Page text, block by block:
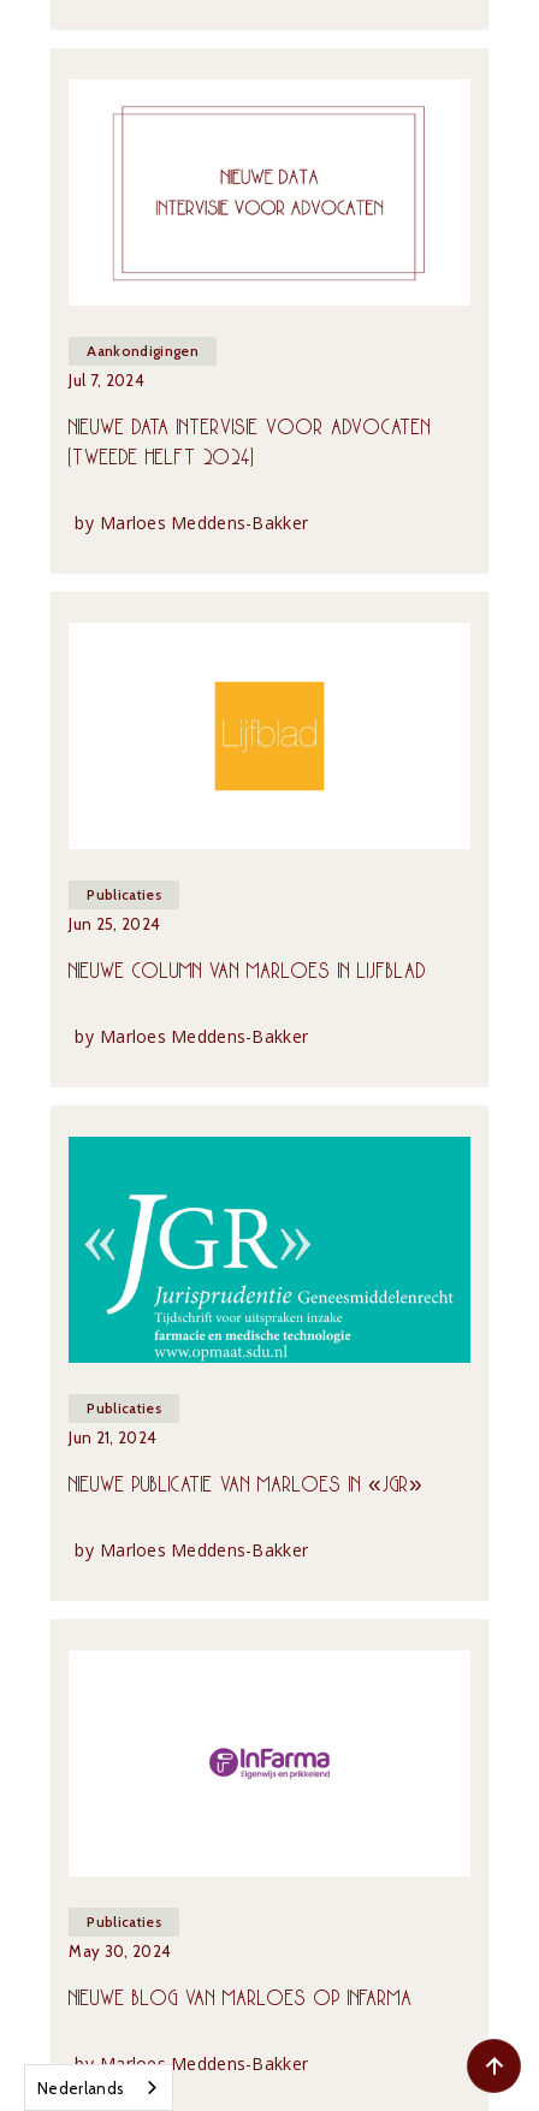
Aankondigingen
Jul 7, 2024
NIEUWE DATA INTERVISIE VOOR ADVOCATEN
(TWEEDE HELFT 2024)
by Marloes Meddens-Bakker
Publicaties
Jun 25, 2024
NIEUWE COLUMN VAN MARLOES IN LIJFBLAD
by Marloes Meddens-Bakker
Publicaties
Jun 21, 2024
NIEUWE PUBLICATIE VAN MARLOES IN «JGR»
by Marloes Meddens-Bakker
Publicaties
May 30, 2024
NIEUWE BLOG VAN MARLOES OP INFARMA
by Marloes Meddens-Bakker
Nederlands